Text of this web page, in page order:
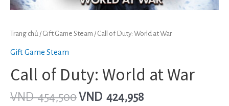
Trang chủ /Gift Game Steam / Call of Duty: World at War
Gift Game Steam
Call of Duty: World at War
VND454,500VND 424,958